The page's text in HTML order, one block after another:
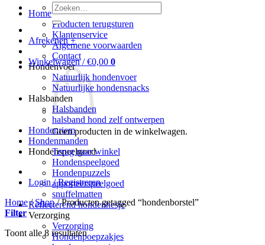
Home
Producten terugsturen
Klantenservice
Algemene voorwaarden
Contact
Hondenvoer
Natuurlijk hondenvoer
Natuurlijke hondensnacks
Halsbanden
Halsbanden
halsband hond zelf ontwerpen
Hondenriem
Hondenmanden
Hondenspeelgoed
Hondenspeelgoed
Hondenpuzzels
apporteerspeelgoed
snuffelmatten
Reflecterend hondenhesje
Verzorging
Verzorging
Hondenpoepzakjes
Zoeken
naar:
Afrekenen +
Winkelwagen /€0,00 0
Geen producten in de winkelwagen.
Terug naar winkel
Login / Registreren
Home / Shop /Producten getagged “hondenborstel”
Filter
Toont alle 8 resultaten